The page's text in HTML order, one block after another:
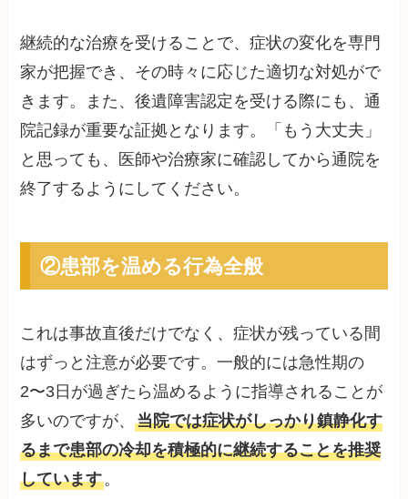
継続的な治療を受けることで、症状の変化を専門
家が把握でき、その時々に応じた適切な対処がで
きます。また、後遺障害認定を受ける際にも、通
院記録が重要な証拠となります。「もう大丈夫」
と思っても、医師や治療家に確認してから通院を
終了するようにしてください。
②患部を温める行為全般
これは事故直後だけでなく、症状が残っている間
はずっと注意が必要です。一般的には急性期の
2〜3日が過ぎたら温めるように指導されることが
多いのですが、当院では症状がしっかり鎮静化す
るまで患部の冷却を積極的に継続することを推奨
しています。